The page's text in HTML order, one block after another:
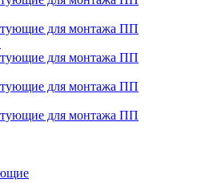
для монтажа ПП
для монтажа ПП
для монтажа ПП
для монтажа ПП